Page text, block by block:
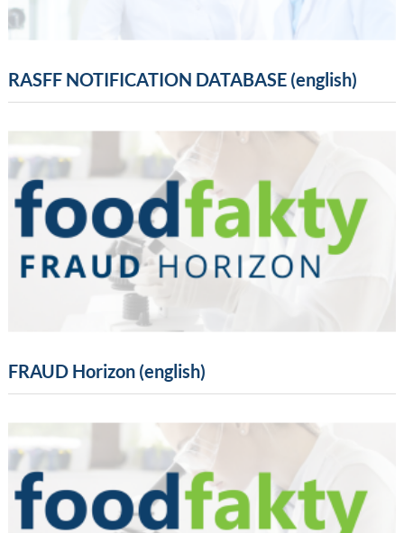
RASFF NOTIFICATION DATABASE (english)
FRAUD Horizon (english)